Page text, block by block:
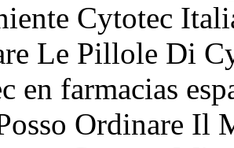
Cytotec
Le Pillole Di
en farmacias
Ordinare Il